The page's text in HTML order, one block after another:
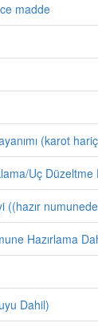
madde
(karot
Uç Düzeltme
((hazır
Hazırlama
Dahil)